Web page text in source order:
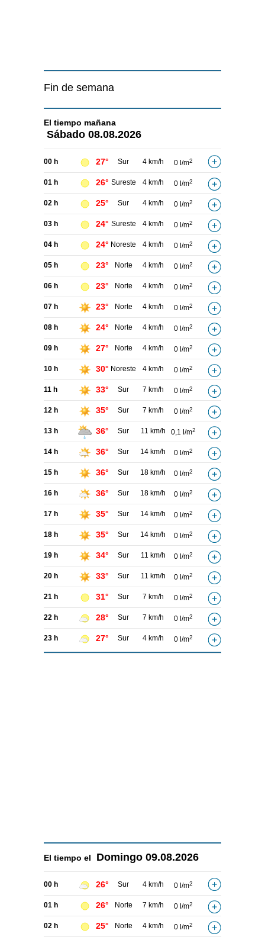
Fin de semana
El tiempo mañana
Sábado 08.08.2026
00 h 27° Sur 4 km/h 0 l/m2
01 h 26° Sureste 4 km/h 0 l/m2
02 h 25° Sur 4 km/h 0 l/m2
03 h 24° Sureste 4 km/h 0 l/m2
04 h 24° Noreste 4 km/h 0 l/m2
05 h 23° Norte 4 km/h 0 l/m2
06 h 23° Norte 4 km/h 0 l/m2
07 h 23° Norte 4 km/h 0 l/m2
08 h 24° Norte 4 km/h 0 l/m2
09 h 27° Norte 4 km/h 0 l/m2
10 h 30° Noreste 4 km/h 0 l/m2
11 h 33° Sur 7 km/h 0 l/m2
12 h 35° Sur 7 km/h 0 l/m2
13 h 36° Sur 11 km/h 0,1 l/m2
14 h 36° Sur 14 km/h 0 l/m2
15 h 36° Sur 18 km/h 0 l/m2
16 h 36° Sur 18 km/h 0 l/m2
17 h 35° Sur 14 km/h 0 l/m2
18 h 35° Sur 14 km/h 0 l/m2
19 h 34° Sur 11 km/h 0 l/m2
20 h 33° Sur 11 km/h 0 l/m2
21 h 31° Sur 7 km/h 0 l/m2
22 h 28° Sur 7 km/h 0 l/m2
23 h 27° Sur 4 km/h 0 l/m2
El tiempo el Domingo 09.08.2026
00 h 26° Sur 4 km/h 0 l/m2
01 h 26° Norte 7 km/h 0 l/m2
02 h 25° Norte 4 km/h 0 l/m2